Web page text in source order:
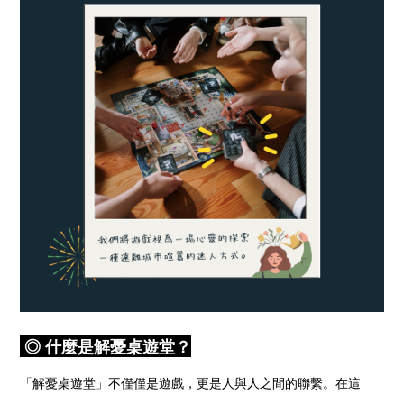
◎ 什麼是解憂桌遊堂？
「解憂桌遊堂」不僅僅是遊戲，更是人與人之間的聯繫。在這